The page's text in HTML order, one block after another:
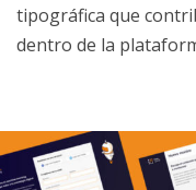
tipográfica que
dentro de la